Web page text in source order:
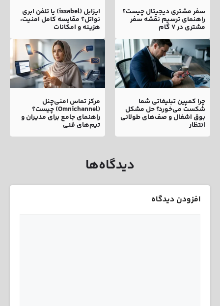
سفر مشتری دیجیتال چیست؟
راهنمای ترسیم نقشه سفر
مشتری در ۷ گام
ایزابل (issabel) یا تلفن ابری
نواتل؟ مقایسه کامل امنیت،
هزینه و امکانات
چرا کمپین تبلیغاتی شما
شکست می‌خورد؟ حل مشکل
بوق اشغال و صف‌های طولانی
انتظار
مرکز تماس امنی‌چنل
(Omnichannel) چیست؟
راهنمای جامع برای مدیران و
تیم‌های فنی
دیدگاه‌ها
افزودن دیدگاه